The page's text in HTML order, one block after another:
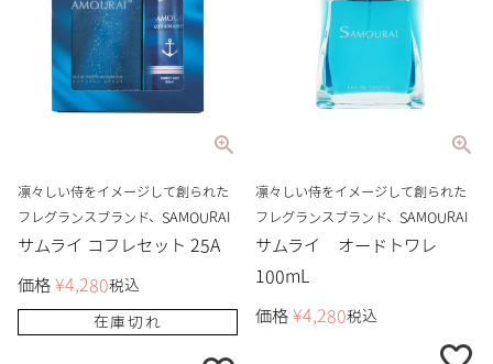
凛々しい侍をイメージして創られた
フレグランスブランド、SAMOURAI
サムライ コフレセット 25A
価格 ¥4,280税込
在庫切れ
凛々しい侍をイメージして創られた
フレグランスブランド、SAMOURAI
サムライ オードトワレ
100mL
価格 ¥4,280税込